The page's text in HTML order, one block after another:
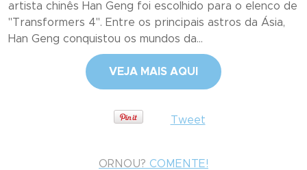
Contato
artista chinês Han Geng foi escolhido para o elenco de
"Transformers 4". Entre os principais astros da Ásia,
Han Geng conquistou os mundos da...
VEJA MAIS AQUI
Tweet
ORNOU? COMENTE!